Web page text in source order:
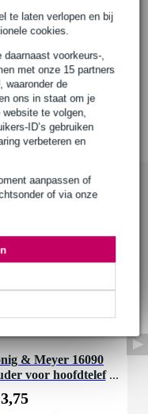
te laten verlopen en bij
cookies.
voorkeurs-,
met onze 15 partners
waaronder de
ons in staat om je
te volgen,
ID’s gebruiken
verbeteren en
aanpassen of
of via onze
& Meyer 16090
voor hoofdtelef